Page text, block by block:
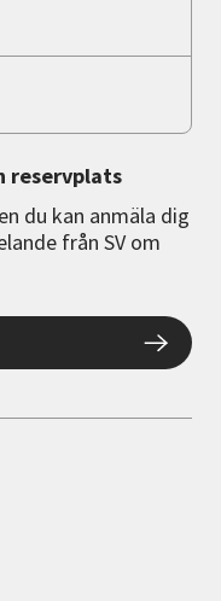
reservplats
du kan anmäla dig
från SV om